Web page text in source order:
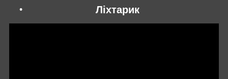
Ліхтарик